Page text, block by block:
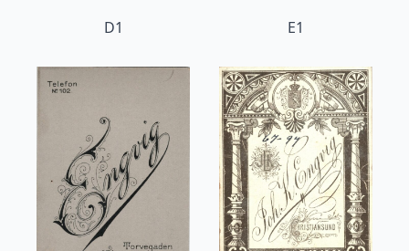
D1 E1